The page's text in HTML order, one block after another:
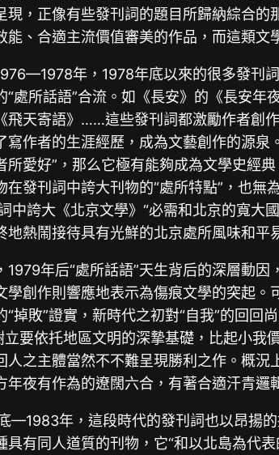
現，正像有些發刊詞的題目所歸納綜合
能、合適主流價值審美的作品，而這類文
年，1978年底以來的很多發刊
“處所話語”合流。如《長安》的《長安
飛天寄語》……這些發刊詞都激勵作者創
寫作者的生涯經歷，成為文藝創作的源
所愛好”，那么它極有能夠成為文學史經
在發刊詞中誇大刊物的“處所特點”，也
中誇大《北京文學》“必需和北京的寬大
地熱鬧接待具有光鮮的北京處所風味和平
1979年后“處所話語”天生背后的深層動
學創作則響應地表示為傷痕文學的突起
“掉敗”證實，新時代之初對“自我”的回
立要依托地區文明的深摯基礎，比起小
人之主體當然不不難呈現勝利之作。概
年夜有作為的遼闊六合，有著合適汗青邏
—1983年，這段時代的發刊詞也以昂揚
具有同人道質的刊物，它“和以北島為代